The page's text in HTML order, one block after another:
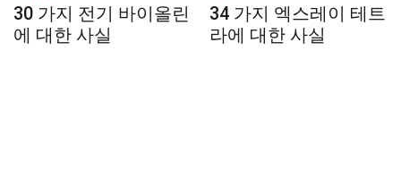
30 가지 전기 바이올린
에 대한 사실
34 가지 엑스레이 테트
라에 대한 사실